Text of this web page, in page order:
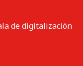
de digitalización